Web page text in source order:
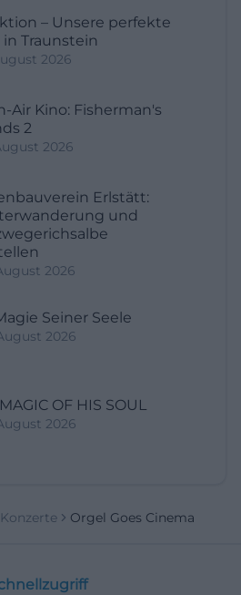
– Unsere perfekte
Traunstein
2026
Air Kino: Fisherman's
2
2026
Erlstätt:
und
2026
Seiner Seele
2026
OF HIS SOUL
2026
Konzerte Orgel Goes Cinema